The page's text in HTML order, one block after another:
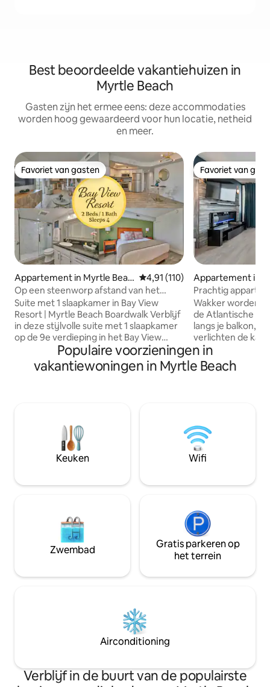
Best beoordeelde vakantiehuizen in
Myrtle Beach
Gasten zijn het ermee eens: deze accommodaties
worden hoog gewaardeerd voor hun locatie, netheid
en meer.
Favoriet van gasten
Favoriet van gasten
Appartement in Myrtle Beac
h
Gemiddelde beoordeling van
4,91 (110)
Op een steenworp afstand van het
strand + promenade | Bay View Resort
Suite met 1 slaapkamer in Bay View
Resort | Myrtle Beach Boardwalk Verblijf
in deze stijlvolle suite met 1 slaapkamer
op de 9e verdieping in het Bay View
Resort in het hart van Myrtle Beach.
Eigen balkon met uitzicht op de stad en
de zonsondergang, volledige keuken,
van resortvoorzieningen zoals een ‘lazy
river’, een overdekt zwembad,
bubbelbaden en een fitnesscentrum.
Op enkele minuten van SkyWheel,
restaurants en bezienswaardigheden.
Favoriet van
Favoriet van
Appartement in
h
Prachtig
de 21e verdieping
Wakker worden
de Atlantische
langs je balkon,
verlichten de
een steenworp
gerenoveerde
oceaan biedt
op slechts enkele
Broadway at the
en geweldige
waar je naar op
maken.
Populaire voorzieningen in
vakantiewoningen in Myrtle Beach
Keuken Wifi
Zwembad
Gratis parkeren op
het terrein
Airconditioning
Verblijf in de buurt van de populairste